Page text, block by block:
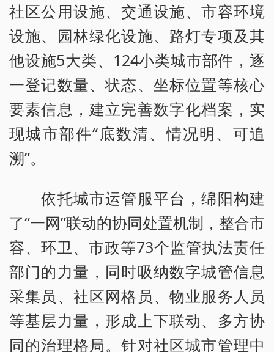
社区公用设施、交通设施、市容环境
设施、园林绿化设施、路灯专项及其
他设施5大类、124小类城市部件，逐
一登记数量、状态、坐标位置等核心
要素信息，建立完善数字化档案，实
现城市部件“底数清、情况明、可追
溯”。
依托城市运管服平台，绵阳构建
了“一网”联动的协同处置机制，整合市
容、环卫、市政等73个监管执法责任
部门的力量，同时吸纳数字城管信息
采集员、社区网格员、物业服务人员
等基层力量，形成上下联动、多方协
同的治理格局。针对社区城市管理中